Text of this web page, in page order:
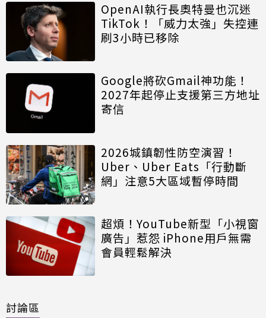
OpenAI執行長奧特曼也沉迷
TikTok！「威力太強」失控連
刷3小時已移除
Google將砍Gmail神功能！
2027年起停止支援第三方地址
寄信
2026城鎮韌性防空演習！
Uber、Uber Eats「行動斷
網」注意5大區域暫停時間
超煩！YouTube新型「小視窗
廣告」惹怨 iPhone用戶無需
會員輕鬆解決
討論區